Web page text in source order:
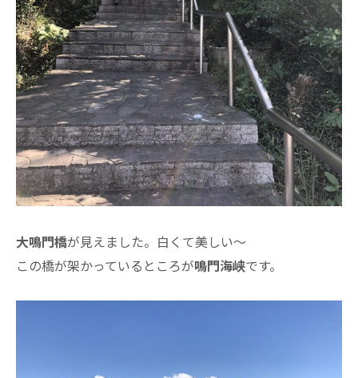
大鳴門橋が見えました。白くて美しい～
この橋が架かっているところが鳴門海峡です。